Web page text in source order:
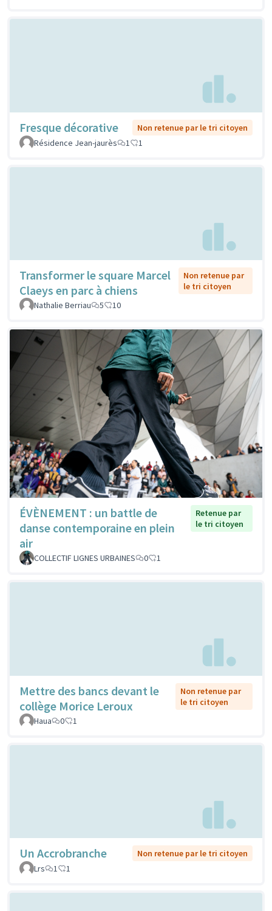
Fresque décorative
Non retenue par le tri citoyen
Résidence Jean-jaurès
1 1
Transformer le square Marcel
Claeys en parc à chiens
Non retenue par
le tri citoyen
Nathalie Berriau
5 10
ÉVÈNEMENT : un battle de
danse contemporaine en plein
air
Retenue par
le tri citoyen
COLLECTIF LIGNES URBAINES 0 1
Mettre des bancs devant le
collège Morice Leroux
Non retenue par
le tri citoyen
Haua
0 1
Un Accrobranche
Non retenue par le tri citoyen
Lrs
1 1